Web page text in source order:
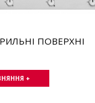
ПОВЕРХНІ
+